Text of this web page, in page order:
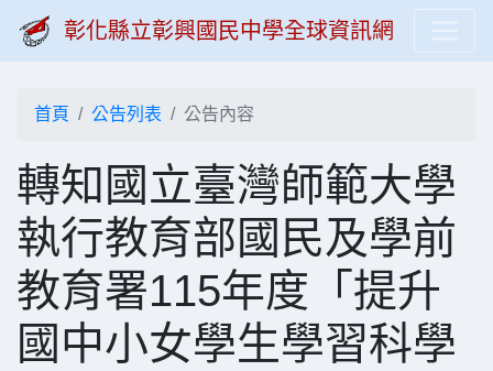
彰化縣立彰興國民中學全球資訊網
首頁 公告列表 公告內容
轉知國立臺灣師範大學
執行教育部國民及學前
教育署115年度「提升
國中小女學生學習科學